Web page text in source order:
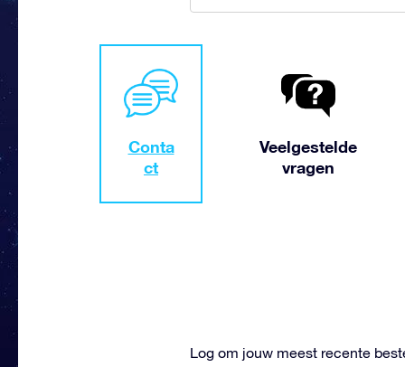
Conta
ct
Veelgestelde
vragen
Log om jouw meest recente